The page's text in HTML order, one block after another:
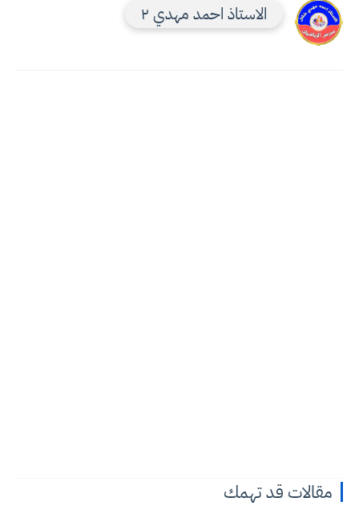
الاستاذ احمد مهدي ٢
مقالات قد تهمك